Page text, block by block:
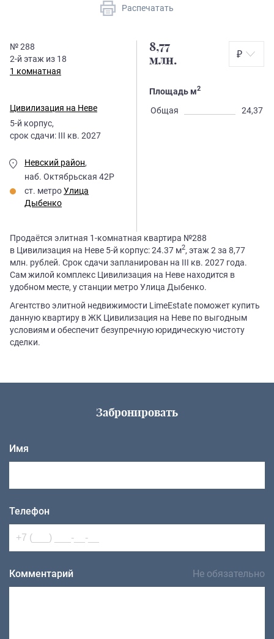
Распечатать
№288
2-й этаж из 18
1 комнатная
Цивилизация на Неве
5-й корпус,
срок сдачи: III кв. 2027
Невский район,
наб. Октябрьская 42Р
ст. метроУлица
Дыбенко
8,77
млн.
₽
Площадь м2
Общая 24,37
Продаётся элитная 1-комнатная квартира №288
в Цивилизация на Неве 5-й корпус: 24.37 м2, этаж 2 за 8,77
млн. рублей. Срок сдачи запланирован на III кв. 2027 года.
Сам жилой комплекс Цивилизация на Неве находится в
удобном месте, у станции метро Улица Дыбенко.
Агентство элитной недвижимости LimeEstate поможет купить
данную квартиру в ЖК Цивилизация на Неве по выгодным
условиям и обеспечит безупречную юридическую чистоту
сделки.
Забронировать
Имя
Телефон
Комментарий Не обязательно